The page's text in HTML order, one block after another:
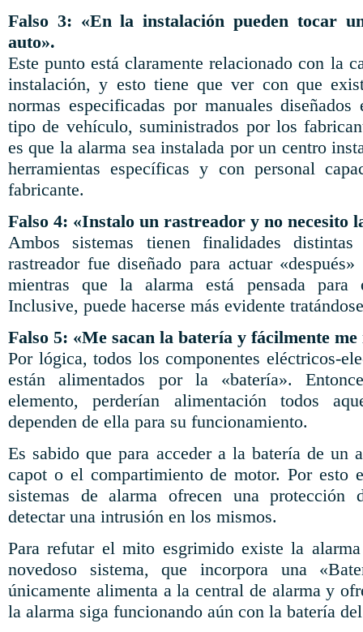
Falso 3: «En la instalación pueden tocar
auto».
Este punto está claramente relacionado con la
instalación, y esto tiene que ver con que
normas especificadas por manuales diseñados
tipo de vehículo, suministrados por los
es que la alarma sea instalada por un centro
herramientas específicas y con personal
fabricante.
Falso 4: «Instalo un rastreador y no necesito
Ambos sistemas tienen finalidades
rastreador fue diseñado para actuar
mientras que la alarma está pensada para
Inclusive, puede hacerse más evidente
Falso 5: «Me sacan la batería y fácilmente
Por lógica, todos los componentes eléctricos-
están alimentados por la «batería».
elemento, perderían alimentación todos
dependen de ella para su funcionamiento.
Es sabido que para acceder a la batería de un
capot o el compartimiento de motor. Por esto
sistemas de alarma ofrecen una protección
detectar una intrusión en los mismos.
Para refutar el mito esgrimido existe la
novedoso sistema, que incorpora una
únicamente alimenta a la central de alarma y
la alarma siga funcionando aún con la batería